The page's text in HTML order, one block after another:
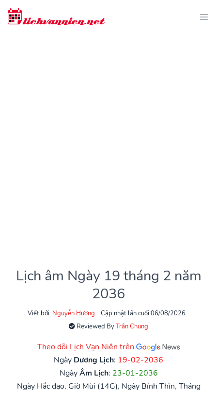
Lịch âm Ngày 19 tháng 2 năm
2036
Viết bởi: Nguyễn Hương
Cập nhật lần cuối 06/08/2026
Reviewed ByTrần Chung
Theo dõi Lịch Vạn Niên trên
Ngày Dương Lịch: 19-02-2036
NgàyÂm Lịch: 23-01-2036
Ngày Hắc đạo, Giờ Mùi (14G), Ngày Bính Thìn, Tháng